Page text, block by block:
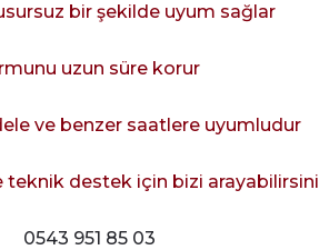
bir şekilde uyum sağlar
uzun süre korur
ve benzer saatlere uyumludur
teknik destek için bizi
0543 951 85 03